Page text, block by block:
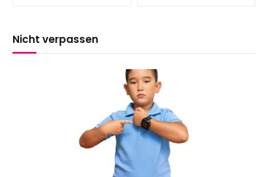
Nicht verpassen